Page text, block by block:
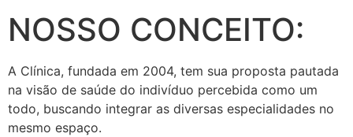
NOSSO CONCEITO:
A Clínica, fundada em 2004, tem sua proposta pautada
na visão de saúde do indivíduo percebida como um
todo, buscando integrar as diversas especialidades no
mesmo espaço.